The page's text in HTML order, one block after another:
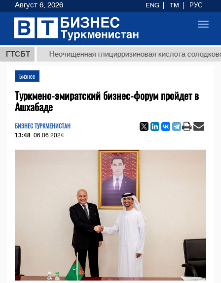
ГТСБТНеочищенная глицирризиновая кислота солодкового
Бизнес
Туркмено-эмиратский бизнес-форум пройдет в
Ашхабаде
БИЗНЕС ТУРКМЕНИСТАН
13:48 06.06.2024
Август 6, 2026 ENG TM РУС